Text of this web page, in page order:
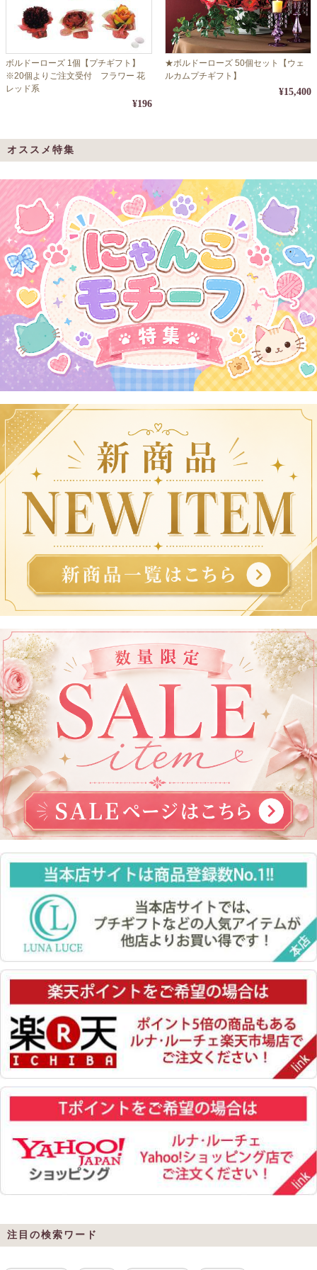
ボルドーローズ 1個【プチギフト】
※20個よりご注文受付 フラワー 花
レッド系
¥196
★ボルドーローズ 50個セット【ウェ
ルカムプチギフト】
¥15,400
オススメ特集
注目の検索ワード